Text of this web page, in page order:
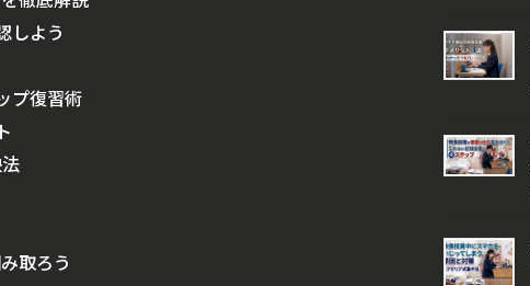
しよう
プ復習術
取ろう